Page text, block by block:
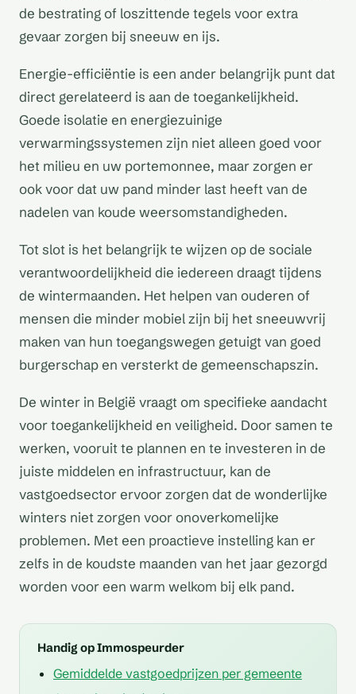
de bestrating of loszittende tegels voor extra
gevaar zorgen bij sneeuw en ijs.
Energie-efficiëntie is een ander belangrijk punt dat
direct gerelateerd is aan de toegankelijkheid.
Goede isolatie en energiezuinige
verwarmingssystemen zijn niet alleen goed voor
het milieu en uw portemonnee, maar zorgen er
ook voor dat uw pand minder last heeft van de
nadelen van koude weersomstandigheden.
Tot slot is het belangrijk te wijzen op de sociale
verantwoordelijkheid die iedereen draagt tijdens
de wintermaanden. Het helpen van ouderen of
mensen die minder mobiel zijn bij het sneeuwvrij
maken van hun toegangswegen getuigt van goed
burgerschap en versterkt de gemeenschapszin.
De winter in België vraagt om specifieke aandacht
voor toegankelijkheid en veiligheid. Door samen te
werken, vooruit te plannen en te investeren in de
juiste middelen en infrastructuur, kan de
vastgoedsector ervoor zorgen dat de wonderlijke
winters niet zorgen voor onoverkomelijke
problemen. Met een proactieve instelling kan er
zelfs in de koudste maanden van het jaar gezorgd
worden voor een warm welkom bij elk pand.
Handig op Immospeurder
Gemiddelde vastgoedprijzen per gemeente